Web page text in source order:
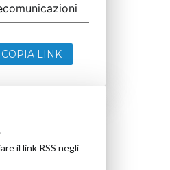
COPIA LINK
il link RSS negli